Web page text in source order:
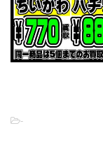
-